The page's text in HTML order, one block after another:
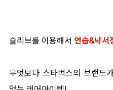
슬리브를 이용해서 연습&낙서
무엇보다 스타벅스의 브랜드